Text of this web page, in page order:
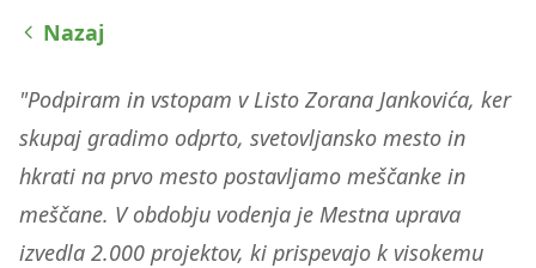
Nazaj
"Podpiram in vstopam v Listo Zorana Jankovića, ker
skupaj gradimo odprto, svetovljansko mesto in
hkrati na prvo mesto postavljamo meščanke in
meščane. V obdobju vodenja je Mestna uprava
izvedla 2.000 projektov, ki prispevajo k visokemu